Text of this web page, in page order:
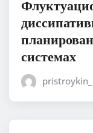
системах
pristroykin_